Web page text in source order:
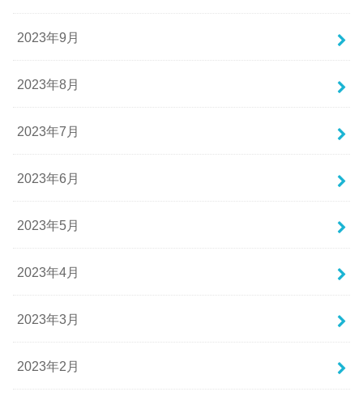
2023年9月
2023年8月
2023年7月
2023年6月
2023年5月
2023年4月
2023年3月
2023年2月